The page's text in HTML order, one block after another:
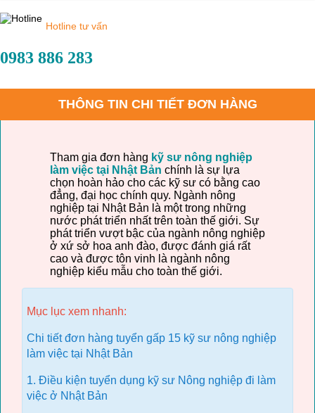
Hotline tư vấn
0983 886 283
THÔNG TIN CHI TIẾT ĐƠN HÀNG
Tham gia đơn hàng kỹ sư nông nghiệp
làm việc tại Nhật Bản chính là sự lựa
chọn hoàn hảo cho các kỹ sư có bằng cao
đẳng, đại học chính quy. Ngành nông
nghiệp tại Nhật Bản là một trong những
nước phát triển nhất trên toàn thế giới. Sự
phát triển vượt bậc của ngành nông nghiệp
ở xứ sở hoa anh đào, được đánh giá rất
cao và được tôn vinh là ngành nông
nghiệp kiểu mẫu cho toàn thế giới.
Mục lục xem nhanh:
Chi tiết đơn hàng tuyển gấp 15 kỹ sư nông nghiệp
làm việc tại Nhật Bản
1. Điều kiện tuyển dụng kỹ sư Nông nghiệp đi làm
việc ở Nhật Bản